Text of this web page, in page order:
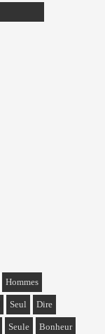
Hommes
Seul Dire
Seule Bonheur